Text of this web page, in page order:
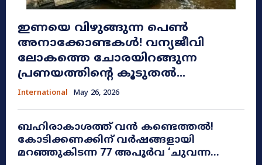
ഇണയെ വിഴുങ്ങുന്ന പെൺ
അനാക്കോണ്ടകൾ! വന്യജീവി
ലോകത്തെ ചോരയിറങ്ങുന്ന
പ്രണയത്തിന്റെ കൂടുതൽ...
International May 26, 2026
ബഹിരാകാശത്ത് വൻ കണ്ടെത്തൽ!
കോടിക്കണക്കിന് വർഷങ്ങളായി
മറഞ്ഞുകിടന്ന 77 അപൂർവ ‘ചുവന്ന...